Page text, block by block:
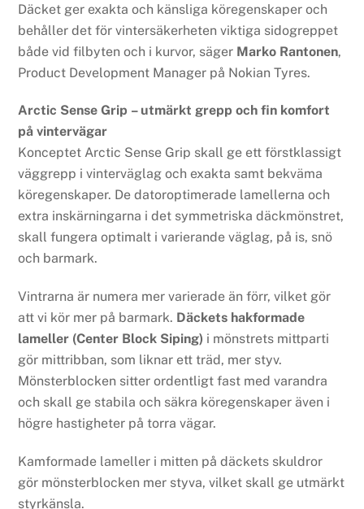
Däcket ger exakta och känsliga köregenskaper och
behåller det för vintersäkerheten viktiga sidogreppet
både vid filbyten och i kurvor, säger Marko Rantonen,
Product Development Manager på Nokian Tyres.
Arctic Sense Grip – utmärkt grepp och fin komfort
på vintervägar
Konceptet Arctic Sense Grip skall ge ett förstklassigt
väggrepp i vinterväglag och exakta samt bekväma
köregenskaper. De datoroptimerade lamellerna och
extra inskärningarna i det symmetriska däckmönstret,
skall fungera optimalt i varierande väglag, på is, snö
och barmark.
Vintrarna är numera mer varierade än förr, vilket gör
att vi kör mer på barmark. Däckets hakformade
lameller (Center Block Siping) i mönstrets mittparti
gör mittribban, som liknar ett träd, mer styv.
Mönsterblocken sitter ordentligt fast med varandra
och skall ge stabila och säkra köregenskaper även i
högre hastigheter på torra vägar.
Kamformade lameller i mitten på däckets skuldror
gör mönsterblocken mer styva, vilket skall ge utmärkt
styrkänsla.